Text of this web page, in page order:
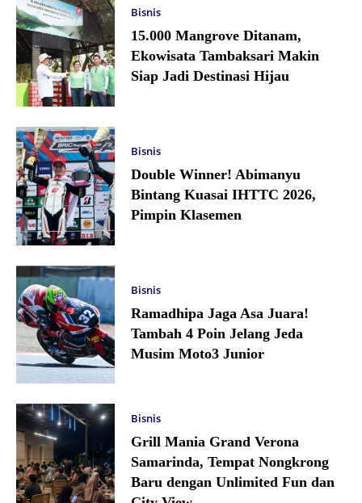
Bisnis
15.000 Mangrove Ditanam,
Ekowisata Tambaksari Makin
Siap Jadi Destinasi Hijau
Bisnis
Double Winner! Abimanyu
Bintang Kuasai IHTTC 2026,
Pimpin Klasemen
Bisnis
Ramadhipa Jaga Asa Juara!
Tambah 4 Poin Jelang Jeda
Musim Moto3 Junior
Bisnis
Grill Mania Grand Verona
Samarinda, Tempat Nongkrong
Baru dengan Unlimited Fun dan